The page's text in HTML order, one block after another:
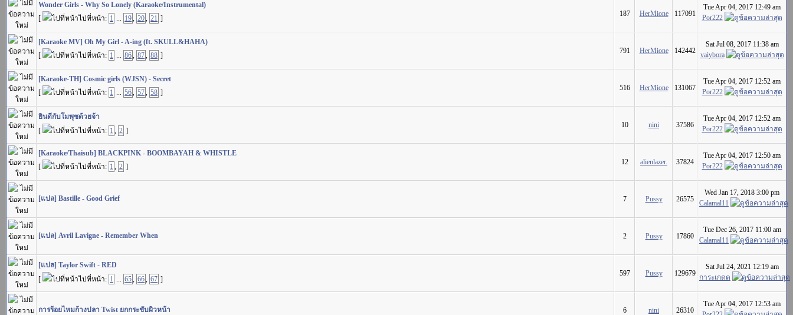
Wonder Girls - Why So Lonely (Karaoke/Instrumental)
[
ไปที่หน้า: 1 ... 19, 20, 21 ]
187 HerMione 117091
Tue Apr 04, 2017 12:49 am
Por222
[Karaoke MV] Oh My Girl - A-ing (ft. SKULL&HAHA)
[
ไปที่หน้า: 1 ... 86, 87, 88 ]
791 HerMione 142442
Sat Jul 08, 2017 11:38 am
vaiybora
[Karaoke-TH] Cosmic girls (WJSN) - Secret
[
ไปที่หน้า: 1 ... 56, 57, 58 ]
516 HerMione 131067
Tue Apr 04, 2017 12:52 am
Por222
ยินดีกับโมพุซด้วยจ้า
[
ไปที่หน้า: 1 , 2 ]
10 nini 37586
Tue Apr 04, 2017 12:52 am
Por222
[Karaoke/Thaisub] BLACKPINK - BOOMBAYAH & WHISTLE
[
ไปที่หน้า: 1 , 2 ]
12 alienlazer. 37824
Tue Apr 04, 2017 12:50 am
Por222
[แปล] Bastille - Good Grief 7 Pussy 26575
Wed Jan 17, 2018 3:00 pm
Calamal11
[แปล] Avril Lavigne - Remember When 2 Pussy 17860
Tue Dec 26, 2017 11:00 am
Calamal11
[แปล] Taylor Swift - RED
[
ไปที่หน้า: 1 ... 65, 66, 67 ]
597 Pussy 129679
Sat Jul 24, 2021 12:19 am
การะเกดด
การร้อยไหมก้างปลา Twist ยกกระชับผิวหน้า 6 nini 26310
Tue Apr 04, 2017 12:53 am